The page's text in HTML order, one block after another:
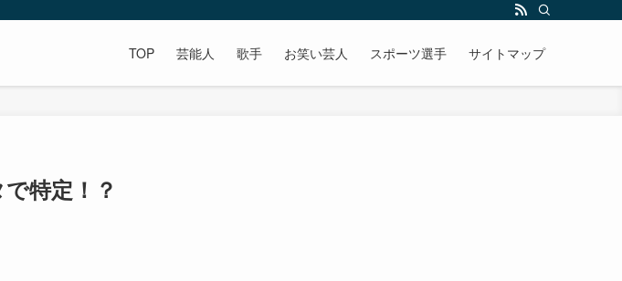
TOP 芸能人 歌手 お笑い芸人 スポーツ選手 サイトマップ
特定！？